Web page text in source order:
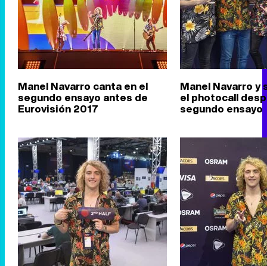
Manel Navarro canta en el
segundo ensayo antes de
Eurovisión 2017
Manel Navarro y
el photocall
segundo ensayo